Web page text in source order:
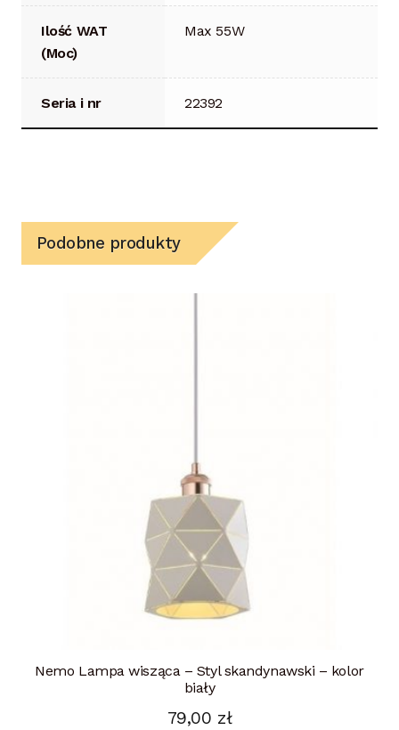
Ilość WAT
(Moc)
Max 55W
Seria i nr 22392
Podobne produkty
Nemo Lampa wisząca – Styl skandynawski – kolor
biały
79,00 zł